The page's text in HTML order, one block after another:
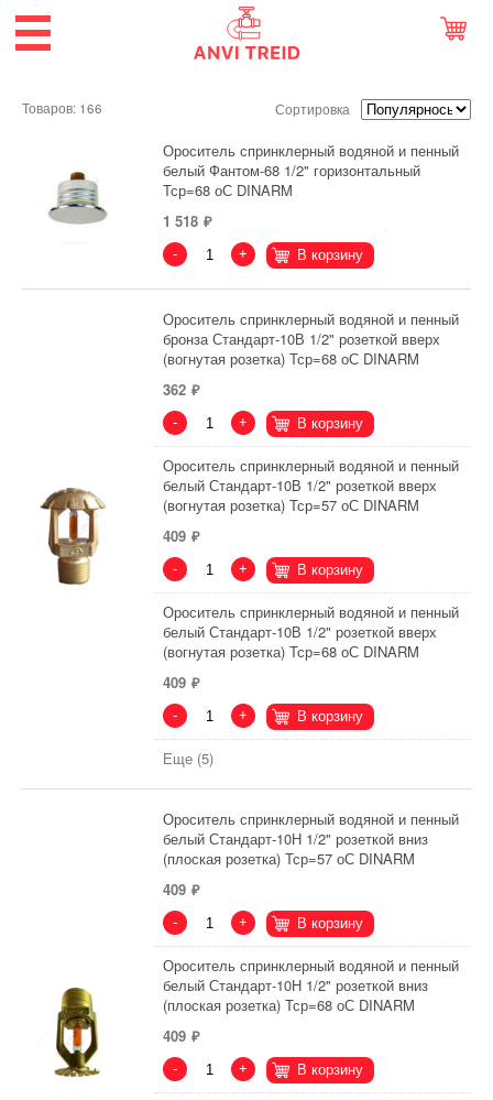
Товаров: 166 Сортировка
Ороситель спринклерный водяной и пенный
белый Фантом-68 1/2" горизонтальный
Тср=68 оС DINARM
1 518
- + В корзину
Ороситель спринклерный водяной и пенный
бронза Стандарт-10В 1/2" розеткой вверх
(вогнутая розетка) Тср=68 оС DINARM
362
- + В корзину
Ороситель спринклерный водяной и пенный
белый Стандарт-10В 1/2" розеткой вверх
(вогнутая розетка) Тср=57 оС DINARM
409
- + В корзину
Ороситель спринклерный водяной и пенный
белый Стандарт-10В 1/2" розеткой вверх
(вогнутая розетка) Тср=68 оС DINARM
409
- + В корзину
Еще (5)
Ороситель спринклерный водяной и пенный
белый Стандарт-10Н 1/2" розеткой вниз
(плоская розетка) Тср=57 оС DINARM
409
- + В корзину
Ороситель спринклерный водяной и пенный
белый Стандарт-10Н 1/2" розеткой вниз
(плоская розетка) Тср=68 оС DINARM
409
- + В корзину